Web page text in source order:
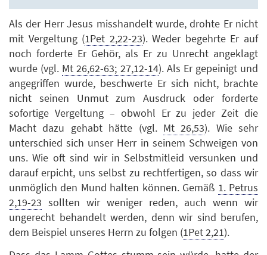
Als der Herr Jesus misshandelt wurde, drohte Er nicht
mit Vergeltung (1Pet 2,22-23). Weder begehrte Er auf
noch forderte Er Gehör, als Er zu Unrecht angeklagt
wurde (vgl. Mt 26,62-63; 27,12-14). Als Er gepeinigt und
angegriffen wurde, beschwerte Er sich nicht, brachte
nicht seinen Unmut zum Ausdruck oder forderte
sofortige Vergeltung – obwohl Er zu jeder Zeit die
Macht dazu gehabt hätte (vgl. Mt 26,53). Wie sehr
unterschied sich unser Herr in seinem Schweigen von
uns. Wie oft sind wir in Selbstmitleid versunken und
darauf erpicht, uns selbst zu rechtfertigen, so dass wir
unmöglich den Mund halten können. Gemäß 1. Petrus
2,19-23 sollten wir weniger reden, auch wenn wir
ungerecht behandelt werden, denn wir sind berufen,
dem Beispiel unseres Herrn zu folgen (1Pet 2,21).